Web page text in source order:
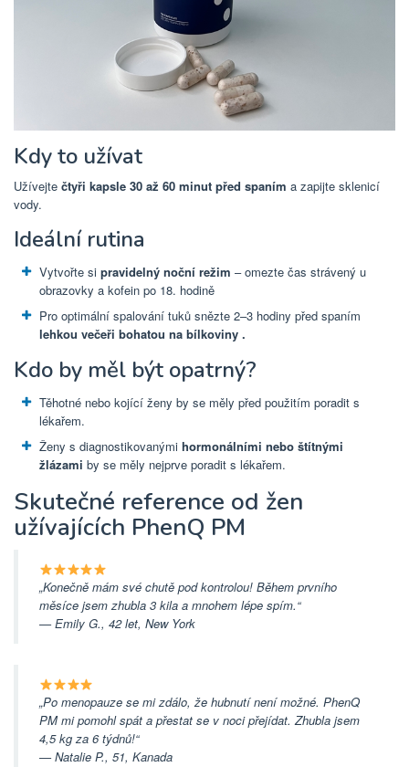
Kdy to užívat
Užívejte čtyři kapsle 30 až 60 minut před spaním a zapijte sklenicí
vody.
Ideální rutina
Vytvořte si pravidelný noční režim – omezte čas strávený u
obrazovky a kofein po 18. hodině
Pro optimální spalování tuků snězte 2–3 hodiny před spaním
lehkou večeři bohatou na bílkoviny .
Kdo by měl být opatrný?
Těhotné nebo kojící ženy by se měly před použitím poradit s
lékařem.
Ženy s diagnostikovanými hormonálními nebo štítnými
žlázami by se měly nejprve poradit s lékařem.
Skutečné reference od žen
užívajících PhenQ PM
„Konečně mám své chutě pod kontrolou! Během prvního
měsíce jsem zhubla 3 kila a mnohem lépe spím.“
—Emily G., 42 let, New York
„Po menopauze se mi zdálo, že hubnutí není možné. PhenQ
PM mi pomohl spát a přestat se v noci přejídat. Zhubla jsem
4,5 kg za 6 týdnů!“
—Natalie P., 51, Kanada